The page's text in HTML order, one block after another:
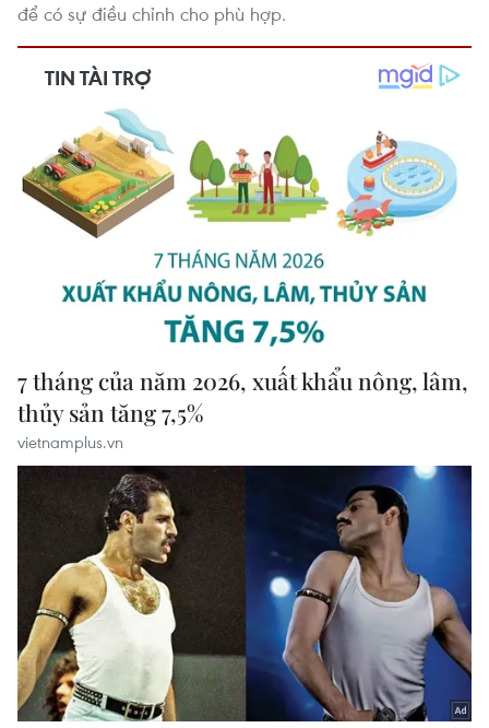
để có sự điều chỉnh cho phù hợp.